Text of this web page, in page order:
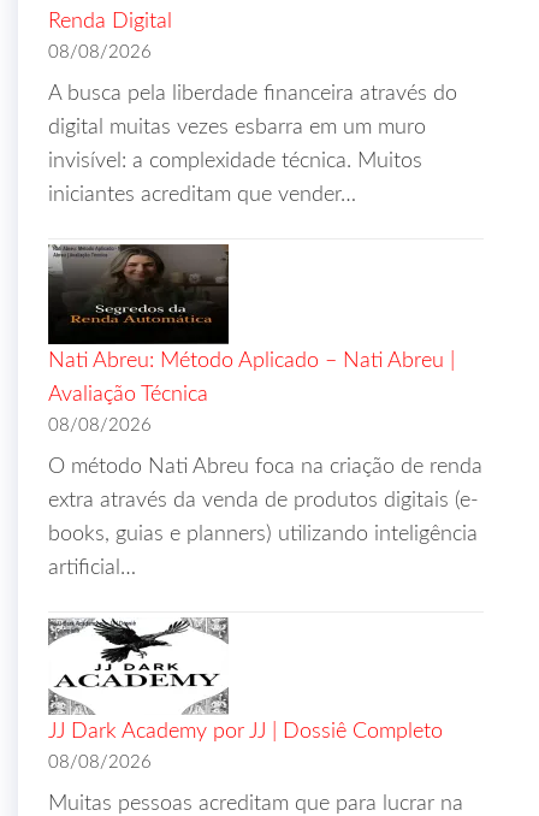
Renda Digital
08/08/2026
A busca pela liberdade financeira através do
digital muitas vezes esbarra em um muro
invisível: a complexidade técnica. Muitos
iniciantes acreditam que vender…
Nati Abreu: Método Aplicado – Nati Abreu |
Avaliação Técnica
08/08/2026
O método Nati Abreu foca na criação de renda
extra através da venda de produtos digitais (e-
books, guias e planners) utilizando inteligência
artificial…
JJ Dark Academy por JJ | Dossiê Completo
08/08/2026
Muitas pessoas acreditam que para lucrar na